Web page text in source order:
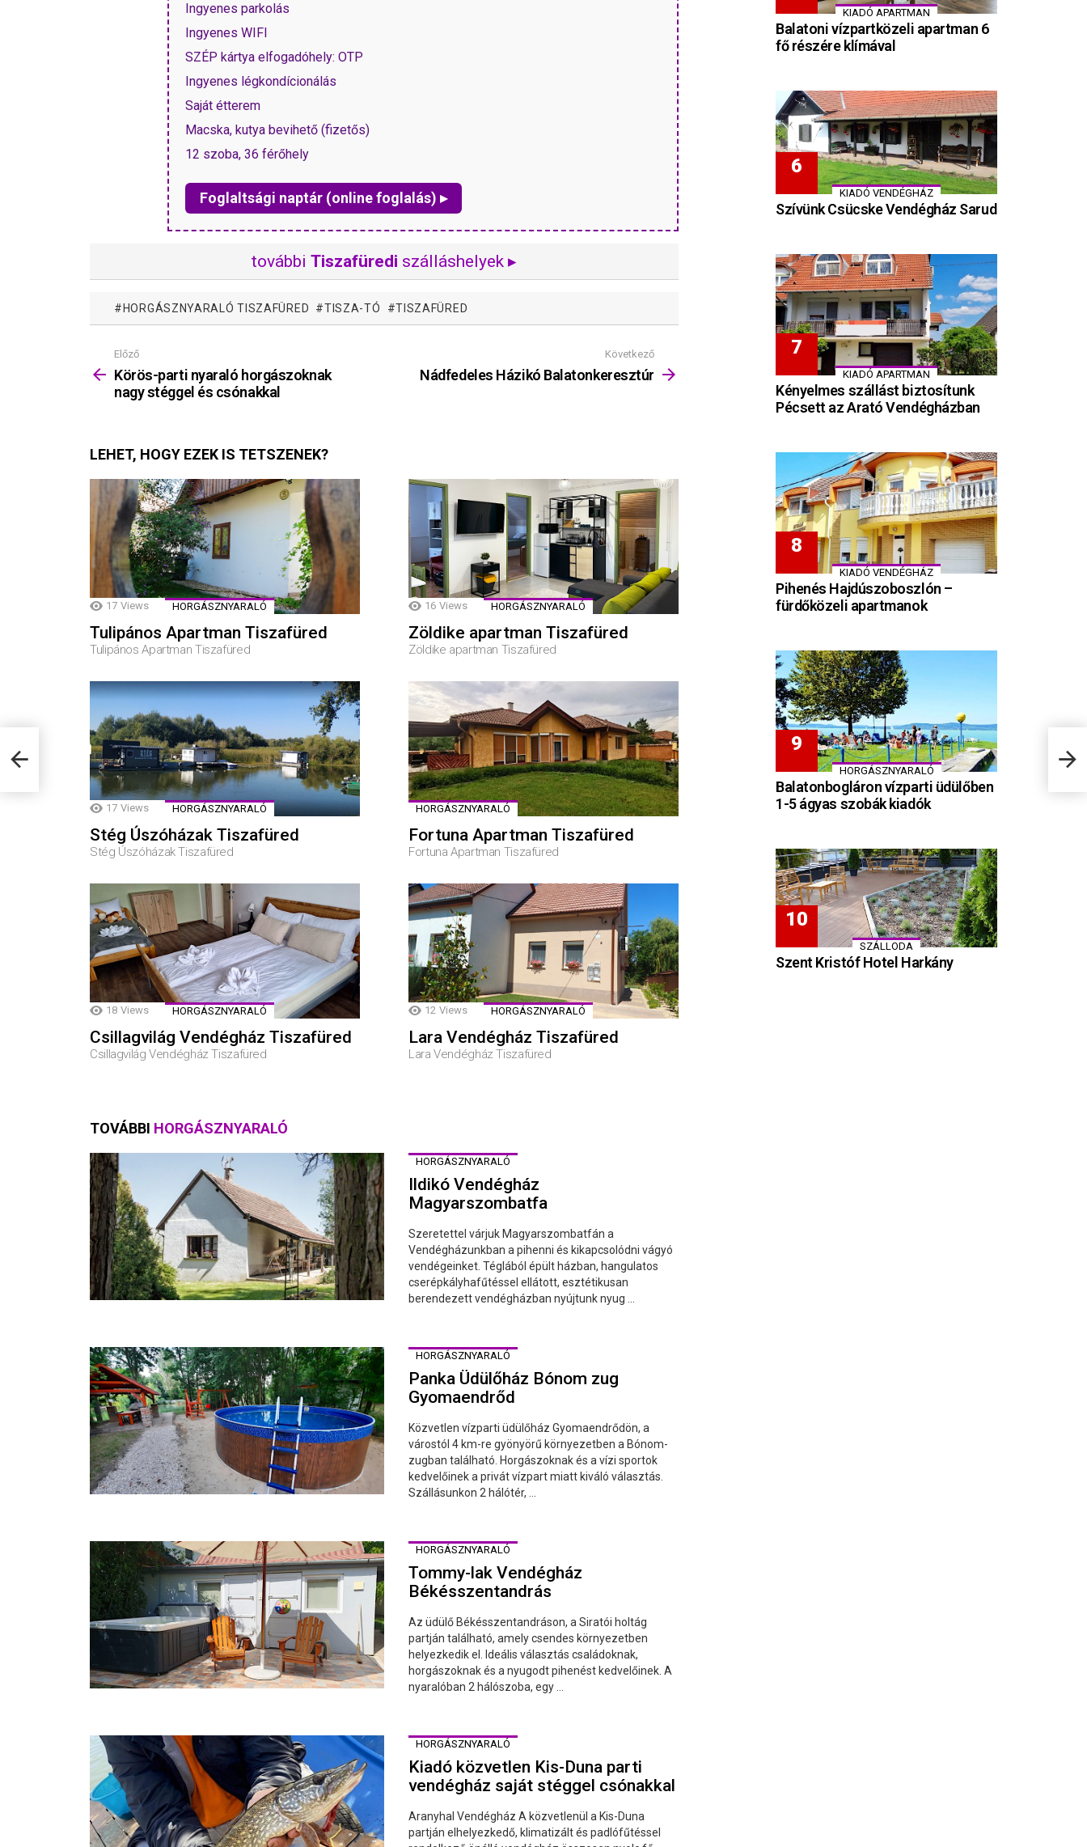
Ingyenes parkolás
Ingyenes WIFI
SZÉP kártya elfogadóhely: OTP
Ingyenes légkondícionálás
Saját étterem
Macska, kutya bevihető (fizetős)
12 szoba, 36 férőhely
Foglaltsági naptár (online foglalás) ▸
további Tiszafüredi szálláshelyek ▸
HORGÁSZNYARALÓ TISZAFÜRED TISZA-TÓ TISZAFÜRED
Mutass
többet
Előző
Körös-parti nyaraló horgászoknak
nagy stéggel és csónakkal
Következő
Nádfedeles Házikó Balatonkeresztúr
LEHET, HOGY EZEK IS TETSZENEK?
17 Views HORGÁSZNYARALÓ
Tulipános Apartman Tiszafüred
Tulipános Apartman Tiszafüred
16 Views HORGÁSZNYARALÓ
Zöldike apartman Tiszafüred
Zöldike apartman Tiszafüred
17 Views HORGÁSZNYARALÓ
Stég Úszóházak Tiszafüred
Stég Úszóházak Tiszafüred
HORGÁSZNYARALÓ
Fortuna Apartman Tiszafüred
Fortuna Apartman Tiszafüred
18 Views HORGÁSZNYARALÓ
Csillagvilág Vendégház Tiszafüred
Csillagvilág Vendégház Tiszafüred
12 Views HORGÁSZNYARALÓ
Lara Vendégház Tiszafüred
Lara Vendégház Tiszafüred
TOVÁBBI HORGÁSZNYARALÓ
HORGÁSZNYARALÓ
Ildikó Vendégház
Magyarszombatfa
Szeretettel várjuk Magyarszombatfán a
Vendégházunkban a pihenni és kikapcsolódni vágyó
vendégeinket. Téglából épült házban, hangulatos
cserépkályhafűtéssel ellátott, esztétikusan
berendezett vendégházban nyújtunk nyug ...
HORGÁSZNYARALÓ
Panka Üdülőház Bónom zug
Gyomaendrőd
Közvetlen vízparti üdülőház Gyomaendrődön, a
várostól 4 km-re gyönyörű környezetben a Bónom-
zugban található. Horgászoknak és a vízi sportok
kedvelőinek a privát vízpart miatt kiváló választás.
Szállásunkon 2 hálótér, ...
HORGÁSZNYARALÓ
Tommy-lak Vendégház
Békésszentandrás
Az üdülő Békésszentandráson, a Siratói holtág
partján található, amely csendes környezetben
helyezkedik el. Ideális választás családoknak,
horgászoknak és a nyugodt pihenést kedvelőinek. A
nyaralóban 2 hálószoba, egy ...
HORGÁSZNYARALÓ
Kiadó közvetlen Kis-Duna parti
vendégház saját stéggel csónakkal
Aranyhal Vendégház A közvetlenül a Kis-Duna
partján elhelyezkedő, klimatizált és padlófűtéssel
KIADÓ APARTMAN
Balatoni vízpartközeli apartman 6
fő részére klímával
KIADÓ VENDÉGHÁZ
Szívünk Csücske Vendégház Sarud
KIADÓ APARTMAN
Kényelmes szállást biztosítunk
Pécsett az Arató Vendégházban
KIADÓ VENDÉGHÁZ
Pihenés Hajdúszoboszlón –
fürdőközeli apartmanok
HORGÁSZNYARALÓ
Balatonbogláron vízparti üdülőben
1-5 ágyas szobák kiadók
SZÁLLODA
Szent Kristóf Hotel Harkány